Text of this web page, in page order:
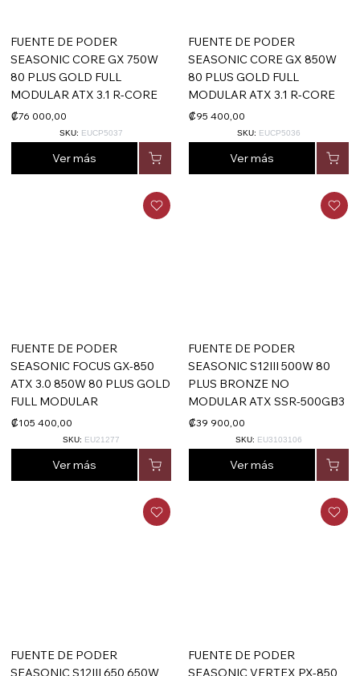
FUENTE DE PODER
SEASONIC CORE GX 750W
80 PLUS GOLD FULL
MODULAR ATX 3.1 R-CORE
₡76 000,00
Ver más
SKU: EUCP5037
FUENTE DE PODER
SEASONIC CORE GX 850W
80 PLUS GOLD FULL
MODULAR ATX 3.1 R-CORE
₡95 400,00
Ver más
SKU: EUCP5036
FUENTE DE PODER
SEASONIC FOCUS GX-850
ATX 3.0 850W 80 PLUS GOLD
FULL MODULAR
₡105 400,00
Ver más
SKU: EU21277
FUENTE DE PODER
SEASONIC S12III 500W 80
PLUS BRONZE NO
MODULAR ATX SSR-500GB3
₡39 900,00
Ver más
SKU: EU3103106
FUENTE DE PODER
SEASONIC S12III 650 650W
FUENTE DE PODER
SEASONIC VERTEX PX-850